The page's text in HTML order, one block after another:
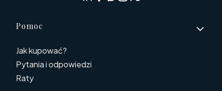
Linki w stopce
Pomoc
Jak kupować?
Pytania i odpowiedzi
Raty